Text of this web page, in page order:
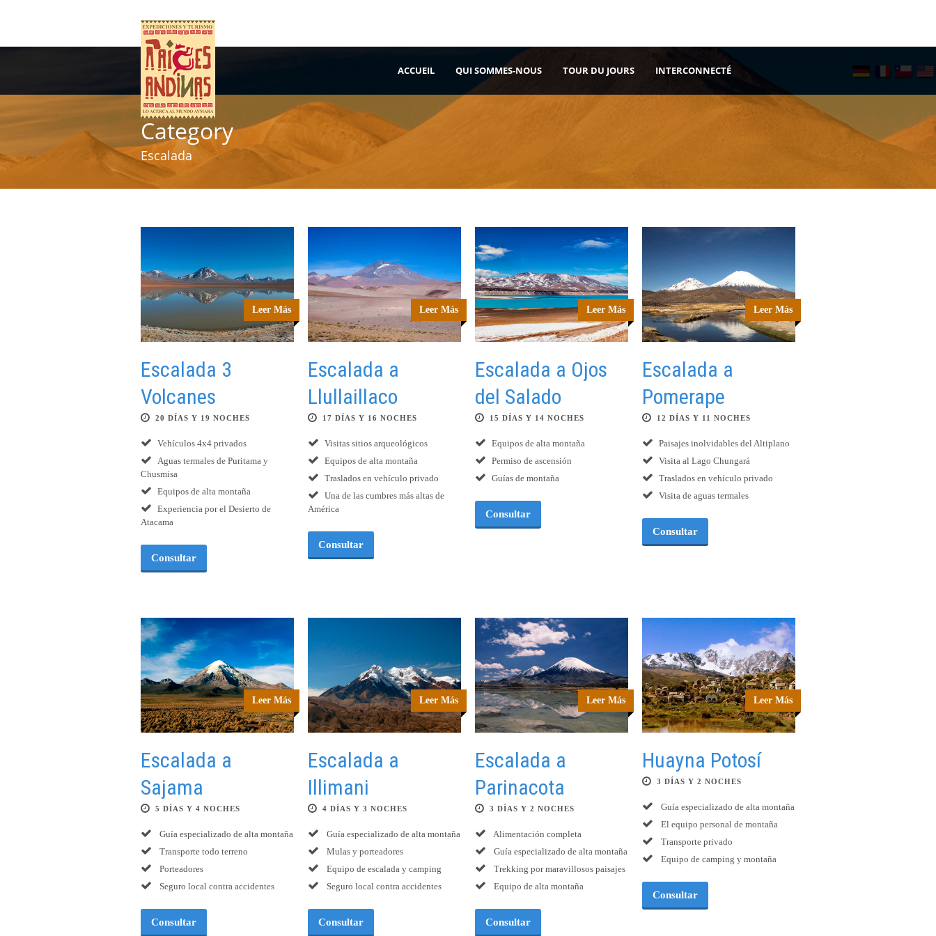
ACCUEIL QUI SOMMES-NOUS TOUR DU JOURS INTERCONNECTÉ
Category
Escalada
Leer Más
Escalada 3
Volcanes
20 DÍAS Y 19 NOCHES
Vehículos 4x4 privados
Aguas termales de Puritama y
Chusmisa
Equipos de alta montaña
Experiencia por el Desierto de
Atacama
Consultar
Leer Más
Escalada a
Llullaillaco
17 DÍAS Y 16 NOCHES
Visitas sitios arqueológicos
Equipos de alta montaña
Traslados en vehículo privado
Una de las cumbres más altas de
América
Consultar
Leer Más
Escalada a Ojos
del Salado
15 DÍAS Y 14 NOCHES
Equipos de alta montaña
Permiso de ascensión
Guías de montaña
Consultar
Leer Más
Escalada a
Pomerape
12 DÍAS Y 11 NOCHES
Paisajes inolvidables del Altiplano
Visita al Lago Chungará
Traslados en vehículo privado
Visita de aguas termales
Consultar
Leer Más
Escalada a
Sajama
5 DÍAS Y 4 NOCHES
Guía especializado de alta montaña
Transporte todo terreno
Porteadores
Seguro local contra accidentes
Consultar
Leer Más
Escalada a
Illimani
4 DÍAS Y 3 NOCHES
Guía especializado de alta montaña
Mulas y porteadores
Equipo de escalada y camping
Seguro local contra accidentes
Consultar
Leer Más
Escalada a
Parinacota
3 DÍAS Y 2 NOCHES
Alimentación completa
Guía especializado de alta montaña
Trekking por maravillosos paisajes
Equipo de alta montaña
Consultar
Leer Más
Huayna Potosí
3 DÍAS Y 2 NOCHES
Guía especializado de alta montaña
El equipo personal de montaña
Transporte privado
Equipo de camping y montaña
Consultar